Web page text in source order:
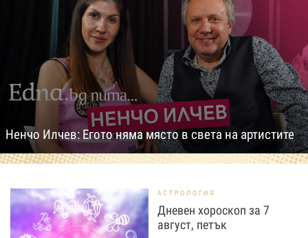
Ненчо Илчев: Егото няма място в света на артистите
АСТРОЛОГИЯ
Дневен хороскоп за 7
август, петък